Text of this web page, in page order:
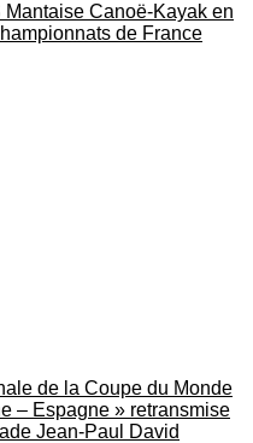
Mantaise Canoë‑Kayak en
de France
de la Coupe du Monde
– Espagne » retransmise
Jean-Paul David